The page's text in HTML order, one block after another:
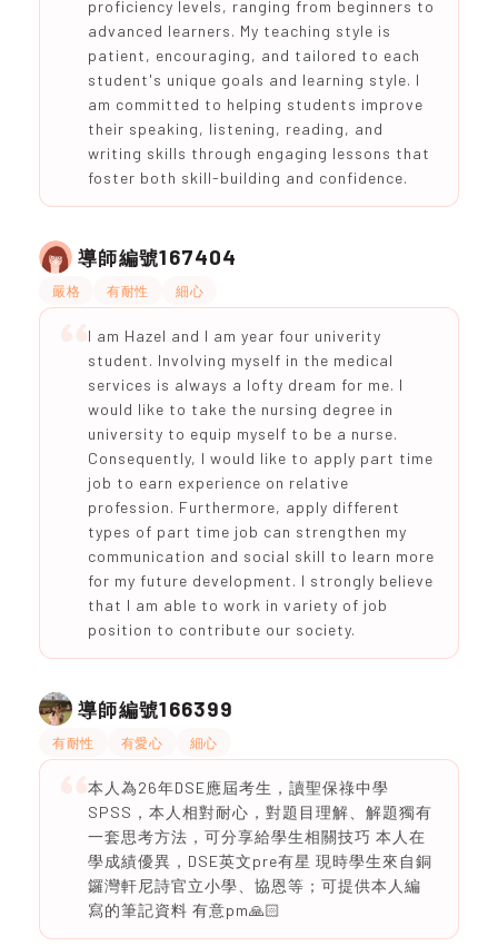
proficiency levels, ranging from beginners to
advanced learners. My teaching style is
patient, encouraging, and tailored to each
student's unique goals and learning style. I
am committed to helping students improve
their speaking, listening, reading, and
writing skills through engaging lessons that
foster both skill-building and confidence.
導師編號167404
嚴格 有耐性 細心
I am Hazel and I am year four univerity
student. Involving myself in the medical
services is always a lofty dream for me. I
would like to take the nursing degree in
university to equip myself to be a nurse.
Consequently, I would like to apply part time
job to earn experience on relative
profession. Furthermore, apply different
types of part time job can strengthen my
communication and social skill to learn more
for my future development. I strongly believe
that I am able to work in variety of job
position to contribute our society.
導師編號166399
有耐性 有愛心 細心
本人為26年DSE應屆考生，讀聖保祿中學
SPSS，本人相對耐心，對題目理解、解題獨有
一套思考方法，可分享給學生相關技巧 本人在
學成績優異，DSE英文pre有星 現時學生來自銅
鑼灣軒尼詩官立小學、協恩等；可提供本人編
寫的筆記資料 有意pm🙏🏻